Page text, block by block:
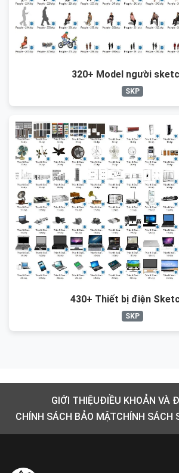
320+ Model người
SKP
430+ Thiết bị điện
SKP
GIỚI THIỆUĐIỀU KHOẢN VÀ
CHÍNH SÁCH BẢO MẬTCHÍNH SÁCH